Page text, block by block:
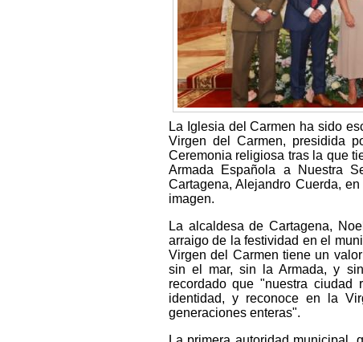
La Iglesia del Carmen ha sido
Virgen del Carmen, presidida
Ceremonia religiosa tras la que
Armada Española a Nuestra
Cartagena, Alejandro Cuerda,
imagen.
La alcaldesa de Cartagena,
arraigo de la festividad en el
Virgen del Carmen tiene un
sin el mar, sin la Armada, y
recordado que "nuestra
identidad, y reconoce en la
generaciones enteras".